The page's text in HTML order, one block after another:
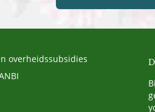
overheidssubsidies